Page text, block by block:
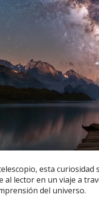
esta
al lector en un viaje a
del universo.